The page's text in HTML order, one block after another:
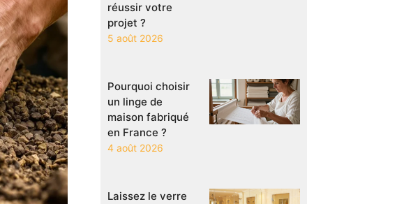
réussir votre
projet ?
5 août 2026
Pourquoi choisir
un linge de
maison fabriqué
en France ?
4 août 2026
Laissez le verre